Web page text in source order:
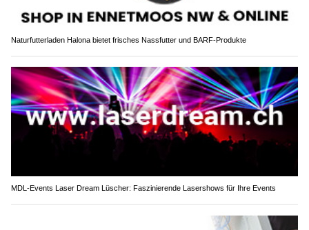
Naturfutterladen Halona bietet frisches Nassfutter und BARF-Produkte
MDL-Events Laser Dream Lüscher: Faszinierende Lasershows für Ihre Events